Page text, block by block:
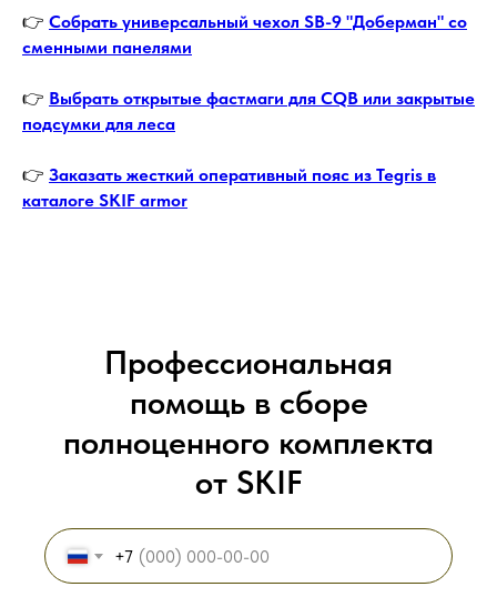
👉 Собрать универсальный чехол SB-9 "Доберман" со
сменными панелями
👉 Выбрать открытые фастмаги для CQB или закрытые
подсумки для леса
👉 Заказать жесткий оперативный пояс из Tegris в
каталоге SKIF armor
Профессиональная
помощь в сборе
полноценного комплекта
от SKIF
+7